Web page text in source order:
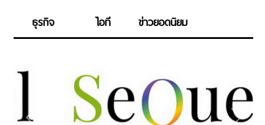
ธุรกิจ
ไอที ข่าวยอดนิยม